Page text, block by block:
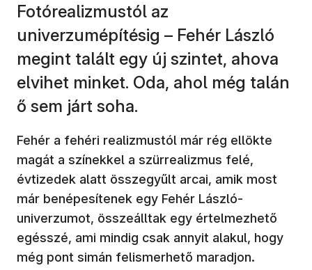
Fotórealizmustól az
univerzumépítésig – Fehér László
megint talált egy új szintet, ahova
elvihet minket. Oda, ahol még talán
ő sem járt soha.
Fehér a fehéri realizmustól már rég ellökte
magát a színekkel a szürrealizmus felé,
évtizedek alatt összegyűlt arcai, amik most
már benépesítenek egy Fehér László-
univerzumot, összeálltak egy értelmezhető
egésszé, ami mindig csak annyit alakul, hogy
még pont simán felismerhető maradjon.